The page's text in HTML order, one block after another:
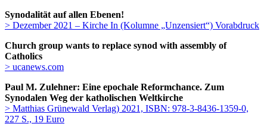
Synodalität auf allen Ebenen!
> Dezember 2021 – Kirche In (Kolumne „Unzensiert“) Vorabdruck
Church group wants to replace synod with assembly of
Catholics
> ucanews.com
Paul M. Zulehner: Eine epochale Reformchance. Zum
Synodalen Weg der katholischen Weltkirche
> Matthias Grünewald Verlag) 2021, ISBN: 978-3-8436-1359-0,
227 S., 19 Euro